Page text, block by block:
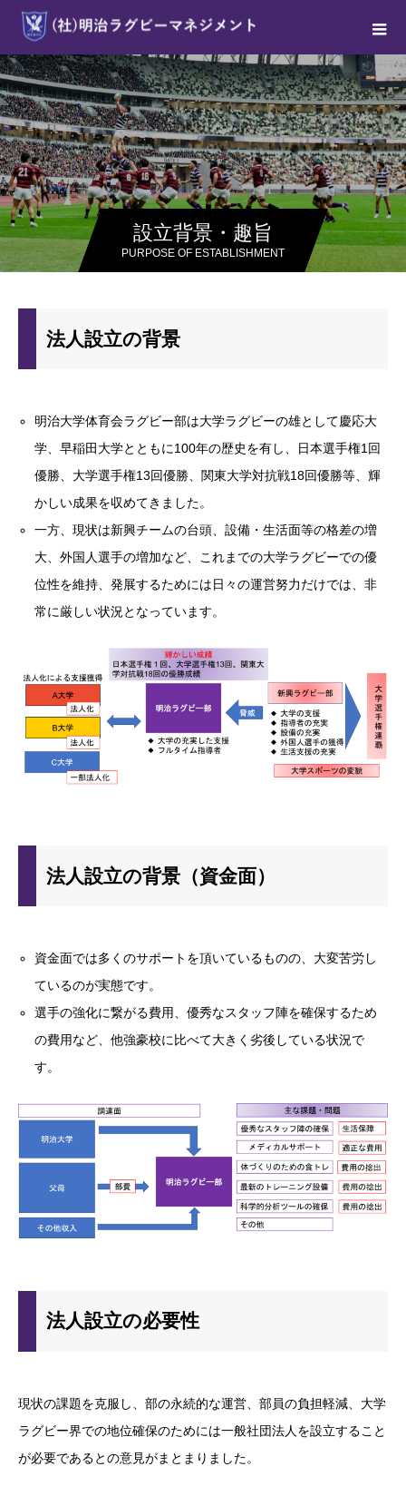
設立背景・趣旨
PURPOSE OF ESTABLISHMENT
法人設立の背景
明治大学体育会ラグビー部は大学ラグビーの雄として慶応大
学、早稲田大学とともに100年の歴史を有し、日本選手権1回
優勝、大学選手権13回優勝、関東大学対抗戦18回優勝等、輝
かしい成果を収めてきました。
一方、現状は新興チームの台頭、設備・生活面等の格差の増
大、外国人選手の増加など、これまでの大学ラグビーでの優
位性を維持、発展するためには日々の運営努力だけでは、非
常に厳しい状況となっています。
法人設立の背景（資金面）
資金面では多くのサポートを頂いているものの、大変苦労し
ているのが実態です。
選手の強化に繋がる費用、優秀なスタッフ陣を確保するため
の費用など、他強豪校に比べて大きく劣後している状況で
す。
法人設立の必要性
現状の課題を克服し、部の永続的な運営、部員の負担軽減、大学
ラグビー界での地位確保のためには一般社団法人を設立すること
が必要であるとの意見がまとまりました。